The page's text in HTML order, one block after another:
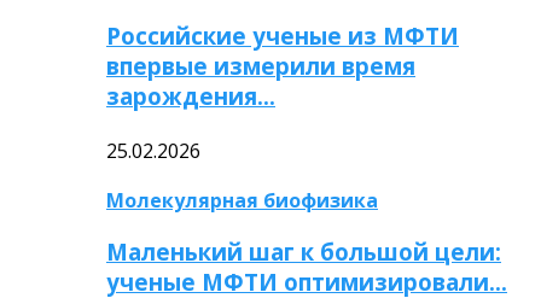
Российские ученые из МФТИ
впервые измерили время
зарождения…
25.02.2026
Молекулярная биофизика
Маленький шаг к большой цели:
ученые МФТИ оптимизировали…